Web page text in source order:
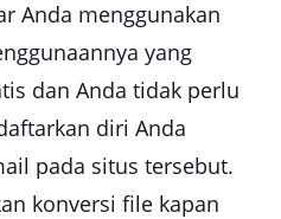
Anda menggunakan
yang
dan Anda tidak perlu
diri Anda
pada situs tersebut.
konversi file kapan